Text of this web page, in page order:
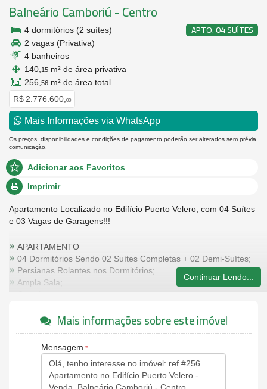
Balneário Camboriú-Centro
APTO. 04 SUÍTES
4 dormitórios (2 suítes)
2 vagas (Privativa)
4 banheiros
140, 15 m² de área privativa
256, 56 m² de área total
R$ 2.776.600, 00
Mais Informações via WhatsApp
Os preços, disponibilidades e condições de pagamento poderão ser alterados sem prévia
comunicação.
Adicionar aos Favoritos
Imprimir
Apartamento Localizado no Edifício Puerto Velero, com 04 Suítes
e 03 Vagas de Garagens!!!
APARTAMENTO
04 Dormitórios Sendo 02 Suítes Completas + 02 Demi-Suítes;
Persianas Rolantes nos Dormitórios;
Ampla Sala;
Área de Serviço;
EMPREENDIMENTO
02 Apartamentos por Andar;
Home Cinema;
03 Vagas de garagens
Localizado na Esquina de 03 Ruas, com Ventilação e
Continuar Lendo...
Mais informações sobre este imóvel
Mensagem